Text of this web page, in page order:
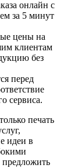
онлайн с
за 5 минут
цены на
клиентам
без
перед
сервиса.
печать
идеи в
предложить